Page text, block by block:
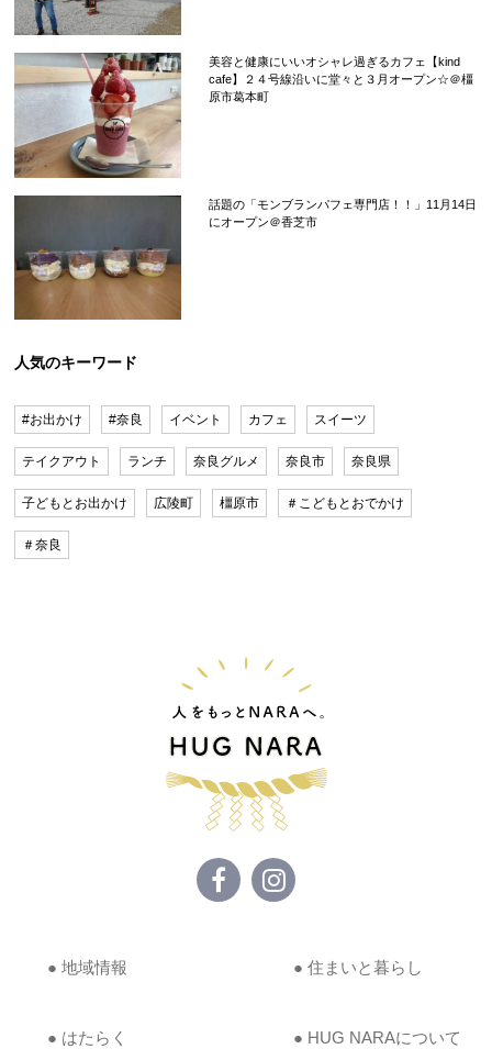
美容と健康にいいオシャレ過ぎるカフェ【kind
cafe】２４号線沿いに堂々と３月オープン☆＠橿
原市葛本町
話題の「モンブランパフェ専門店！！」11月14日
にオープン＠香芝市
人気のキーワード
#お出かけ #奈良 イベント カフェ スイーツ
テイクアウト ランチ 奈良グルメ 奈良市 奈良県
子どもとお出かけ 広陵町 橿原市 ＃こどもとおでかけ
＃奈良
● 地域情報 ● 住まいと暮らし
● はたらく ● HUG NARAについて